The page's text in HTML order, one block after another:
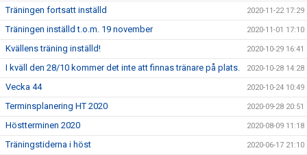
Träningen fortsatt inställd 2020-11-22 17:29
Träningen inställd t.o.m. 19 november 2020-11-01 17:10
Kvällens träning inställd! 2020-10-29 16:41
I kväll den 28/10 kommer det inte att finnas tränare på plats. 2020-10-28 14:28
Vecka 44 2020-10-24 10:49
Terminsplanering HT 2020 2020-09-28 20:51
Höstterminen 2020 2020-08-09 11:18
Träningstiderna i höst 2020-06-17 21:10